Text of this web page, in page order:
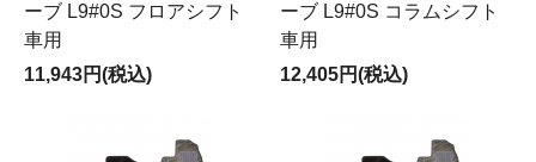
ーブ L9#0S フロアシフト
車用
11,943円(税込)
ーブ L9#0S コラムシフト
車用
12,405円(税込)